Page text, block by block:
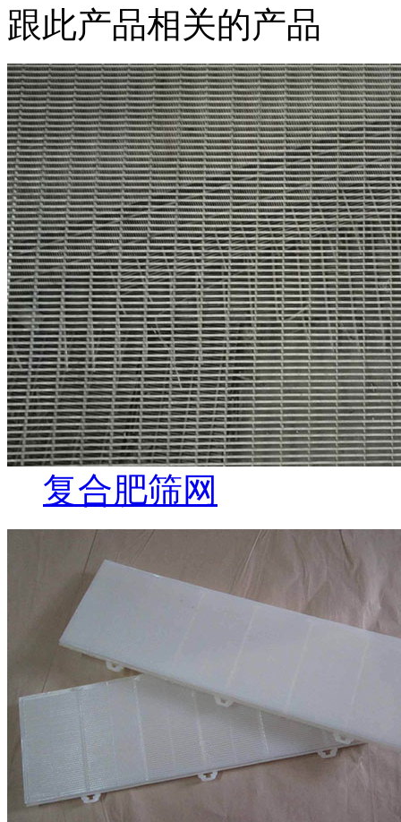
跟此产品相关的产品
复合肥筛网